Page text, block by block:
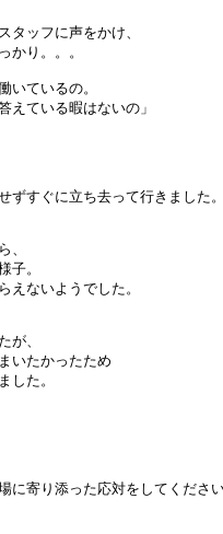
タッフに声をかけ、
かり。。。
いているの。
えている暇はないの」
ずすぐに立ち去って行きました
、
子。
えないようでした。
が、
いたかったため
した。
に寄り添った応対をしてくださ